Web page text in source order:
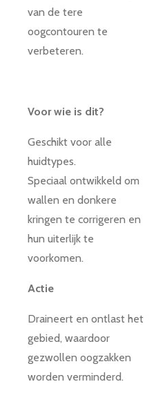
van de tere
oogcontouren te
verbeteren.
Voor wie is dit?
Geschikt voor alle
huidtypes.
Speciaal ontwikkeld om
wallen en donkere
kringen te corrigeren en
hun uiterlijk te
voorkomen.
Actie
Draineert en ontlast het
gebied, waardoor
gezwollen oogzakken
worden verminderd.